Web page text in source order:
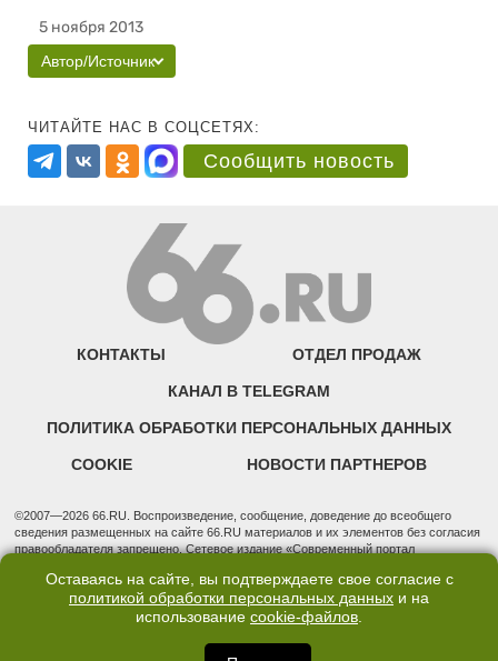
5 ноября 2013
Автор/Источник
ЧИТАЙТЕ НАС В СОЦСЕТЯХ:
Сообщить новость
КОНТАКТЫ ОТДЕЛ ПРОДАЖ
КАНАЛ В TELEGRAM
ПОЛИТИКА ОБРАБОТКИ ПЕРСОНАЛЬНЫХ ДАННЫХ
COOKIE НОВОСТИ ПАРТНЕРОВ
©2007—2026 66.RU. Воспроизведение, сообщение, доведение до всеобщего
сведения размещенных на сайте 66.RU материалов и их элементов без согласия
правообладателя запрещено. Сетевое издание «Современный портал
надзору в сфере связи, информационных технологий и массовых коммуникаций
(Роскомнадзор). Регистрационный номер ЭЛ № ФС 77 - 76634 от 02.09.2019
Учредитель: Общество с ограниченной ответственностью "66.ру". Юридический
3, оф. 7015 Фактический адрес редакции и отдела продаж: 620014, Свердловская
Оставаясь на сайте, вы подтверждаете свое согласие с
политикой обработки персональных данных и на
использование cookie-файлов.